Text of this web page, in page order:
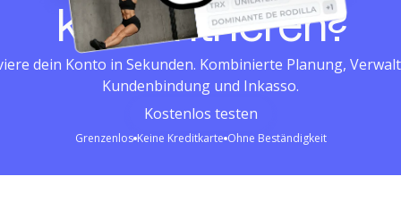
konzentrieren?
dein Konto in Sekunden. Kombinierte Planung,
Kundenbindung und Inkasso.
Kostenlos testen
Grenzenlos Keine Kreditkarte Ohne Beständigkeit